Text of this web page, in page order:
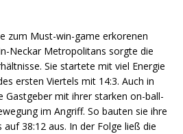
zum Must-win-game erkorenen
Neckar Metropolitans sorgte die
Sie startete mit viel Energie
ersten Viertels mit 14:3. Auch in
Gastgeber mit ihrer starken on-ball-
im Angriff. So bauten sie ihre
38:12 aus. In der Folge ließ die